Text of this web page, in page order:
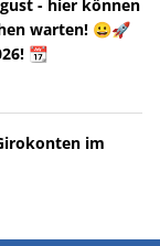
- hier können
warten! 😀🚀
📆
im